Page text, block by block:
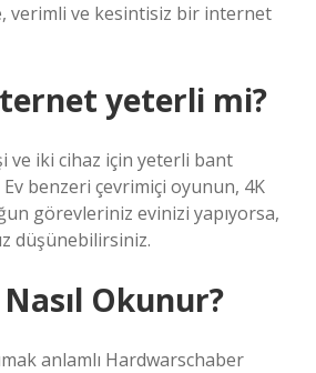
verimli ve kesintisiz bir internet
yeterli mi?
ve iki cihaz için yeterli bant
benzeri çevrimiçi oyunun, 4K
görevleriniz evinizi yapıyorsa,
düşünebilirsiniz.
Okunur?
anlamlı Hardwarschaber